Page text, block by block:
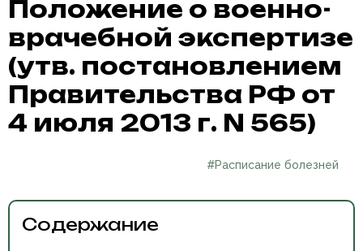
Положение о военно-
врачебной экспертизе
(утв. постановлением
Правительства РФ от
4 июля 2013 г. N 565)
#Расписание болезней
Содержание